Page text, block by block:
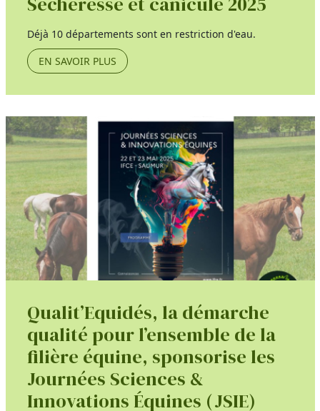
Déjà 10 départements sont en restriction d'eau.
EN SAVOIR PLUS
Qualit’Equidés, la démarche
qualité pour l’ensemble de la
filière équine, sponsorise les
Journées Sciences &
Innovations Équines (JSIE)